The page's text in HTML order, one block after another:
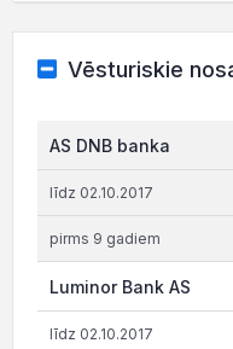
Vēsturiskie
AS DNB banka
līdz 02.10.2017
pirms 9 gadiem
Luminor Bank AS
līdz 02.10.2017